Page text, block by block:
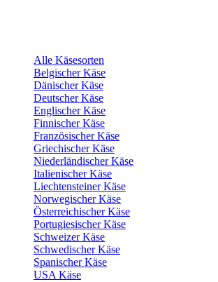
Alle Käsesorten
Belgischer Käse
Dänischer Käse
Deutscher Käse
Englischer Käse
Finnischer Käse
Französischer Käse
Griechischer Käse
Niederländischer Käse
Italienischer Käse
Liechtensteiner Käse
Norwegischer Käse
Österreichischer Käse
Portugiesischer Käse
Schweizer Käse
Schwedischer Käse
Spanischer Käse
USA Käse